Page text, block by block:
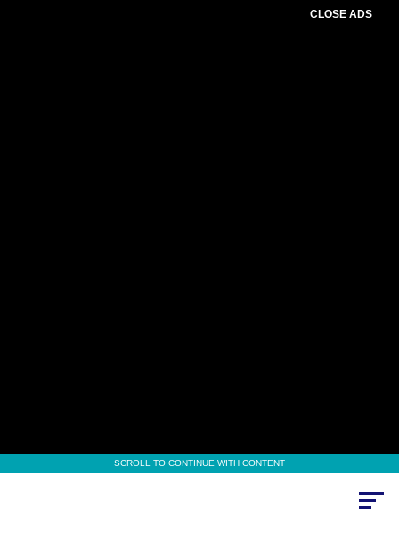
CLOSE ADS
SCROLL TO CONTINUE WITH CONTENT